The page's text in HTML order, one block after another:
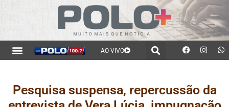
AO VIVO
Pesquisa suspensa, repercussão da